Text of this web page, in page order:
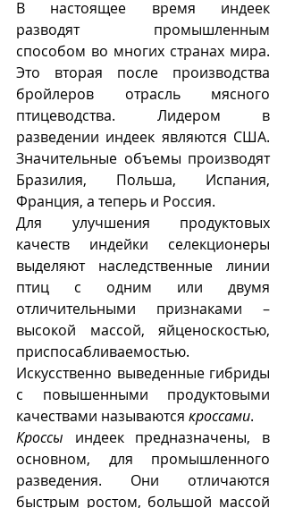
В настоящее время индеек
разводят промышленным
способом во многих странах мира.
Это вторая после производства
бройлеров отрасль мясного
птицеводства. Лидером в
разведении индеек являются США.
Значительные объемы производят
Бразилия, Польша, Испания,
Франция, а теперь и Россия.
Для улучшения продуктовых
качеств индейки селекционеры
выделяют наследственные линии
птиц с одним или двумя
отличительными признаками –
высокой массой, яйценоскостью,
приспосабливаемостью.
Искусственно выведенные гибриды
с повышенными продуктовыми
качествами называются кроссами.
Кроссы индеек предназначены, в
основном, для промышленного
разведения. Они отличаются
быстрым ростом, большой массой